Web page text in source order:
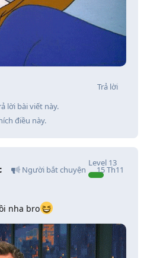
Trả lời
lời bài viết này.
điều này.
Người bắt chuyện
Level 13
15 Th11
nha bro